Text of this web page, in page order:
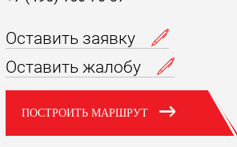
Оставить заявку
Оставить жалобу
ПОСТРОИТЬ МАРШРУТ